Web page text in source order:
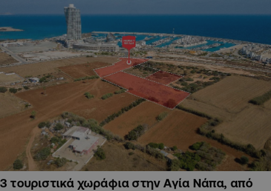
3 τουριστικά χωράφια στην Αγία Νάπα, από